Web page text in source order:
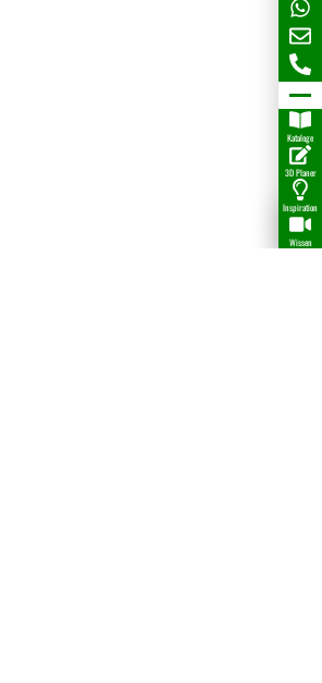
Kataloge
3D Planer
Inspiration
Wissen